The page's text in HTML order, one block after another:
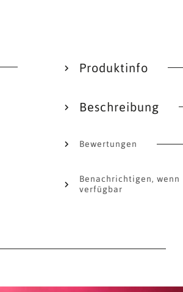
Produktinfo
Beschreibung
Bewertungen
Benachrichtigen, wenn
verfügbar